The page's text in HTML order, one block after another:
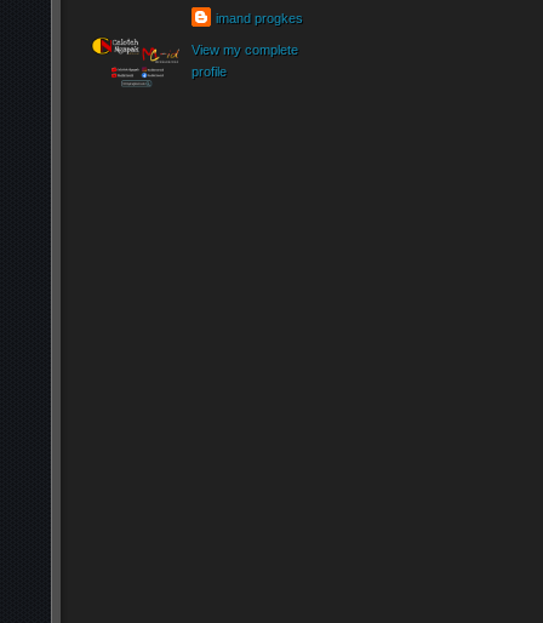
imand progkes
View my complete
profile